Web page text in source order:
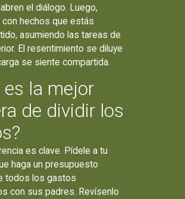
el diálogo. Luego,
hechos que estás
asumiendo las tareas de
El resentimiento se diluye
se siente compartida.
es la mejor
de dividir los
es clave. Pídele a tu
haga un presupuesto
todos los gastos
con sus padres. Revísenlo